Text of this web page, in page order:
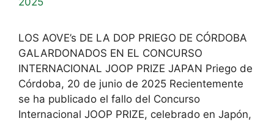
LOS AOVE’s DE LA DOP PRIEGO DE CÓRDOBA
GALARDONADOS EN EL CONCURSO
INTERNACIONAL JOOP PRIZE JAPAN Priego de
Córdoba, 20 de junio de 2025 Recientemente
se ha publicado el fallo del Concurso
Internacional JOOP PRIZE, celebrado en Japón,